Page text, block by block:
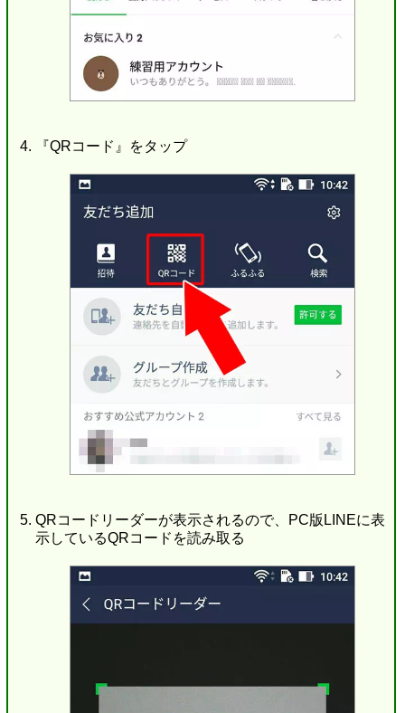
『QRコード』をタップ
QRコードリーダーが表示されるので、PC版LINEに表
示しているQRコードを読み取る